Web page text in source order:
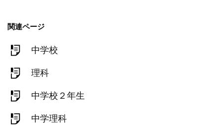
関連ページ
中学校
理科
中学校２年生
中学理科